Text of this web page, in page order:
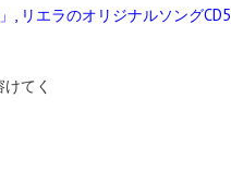
, リエラのオリジナルソングCD5
てく